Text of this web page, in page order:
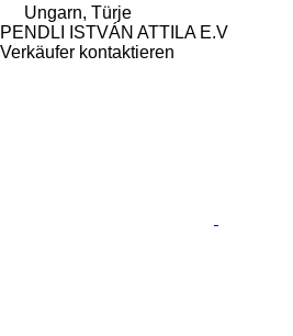
Ungarn, Türje
PENDLI ISTVÁN ATTILA E.V
Verkäufer kontaktieren